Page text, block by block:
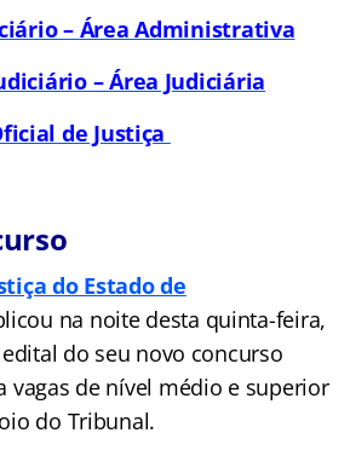
– Área Administrativa
– Área Judiciária
de Justiça
do Estado de
na noite desta quinta-feira,
do seu novo concurso
vagas de nível médio e superior
do Tribunal.